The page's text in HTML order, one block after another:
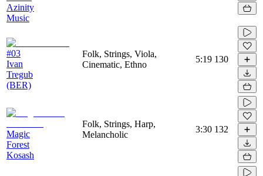
Azinity
Music
#03
Ivan
Tregub
(BER)
Folk, Strings, Viola,
Cinematic, Ethno
5:19 130
Magic
Forest
Kosash
Folk, Strings, Harp,
Melancholic
3:30 132